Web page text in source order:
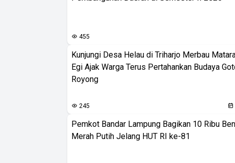
455
Kunjungi Desa Helau di Triharjo Merbau
Egi Ajak Warga Terus Pertahankan Budaya
Royong
245
Pemkot Bandar Lampung Bagikan 10 Ribu
Merah Putih Jelang HUT RI ke-81